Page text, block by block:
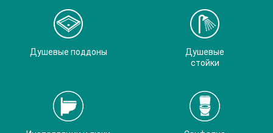
Душевые поддоны
Душевые
стойки